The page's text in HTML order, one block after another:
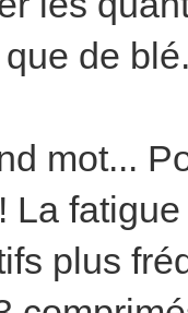
de
mot...
La
plus